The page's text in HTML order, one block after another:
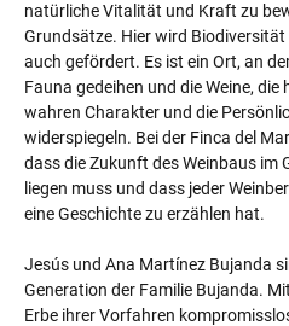
natürliche Vitalität und Kraft zu
Grundsätze. Hier wird
auch gefördert. Es ist ein Ort, an
Fauna gedeihen und die Weine,
wahren Charakter und die
widerspiegeln. Bei der Finca del
dass die Zukunft des Weinbaus im
liegen muss und dass jeder
eine Geschichte zu erzählen hat.
Jesús und Ana Martínez Bujanda
Generation der Familie Bujanda.
Erbe ihrer Vorfahren